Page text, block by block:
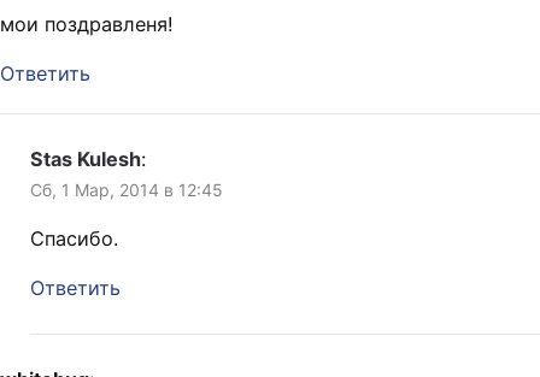
мои поздравленя!
Ответить
Stas Kulesh:
Сб, 1 Мар, 2014 в 12:45
Спасибо.
Ответить